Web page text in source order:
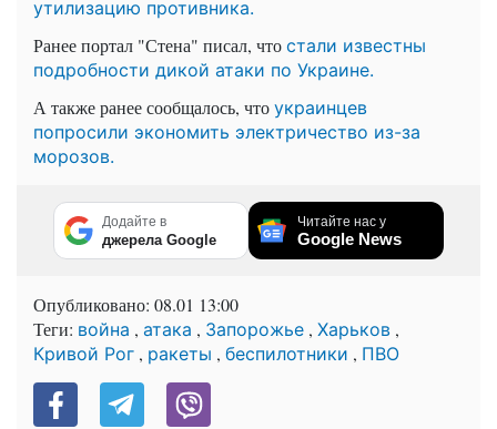
утилизацию противника.
Ранее портал "Стена" писал, что стали известны
подробности дикой атаки по Украине.
А также ранее сообщалось, что украинцев
попросили экономить электричество из-за
морозов.
Додайте в
джерела Google
Читайте нас у
Google News
Опубликовано: 08.01 13:00
Теги: война , атака , Запорожье , Харьков ,
Кривой Рог , ракеты , беспилотники , ПВО